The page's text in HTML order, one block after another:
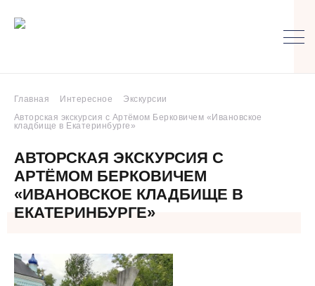
Главная Интересное
Экскурсии
Авторская экскурсия с Артёмом Берковичем «Ивановское
кладбище в Екатеринбурге»
АВТОРСКАЯ ЭКСКУРСИЯ С
АРТЁМОМ БЕРКОВИЧЕМ
«ИВАНОВСКОЕ КЛАДБИЩЕ В
ЕКАТЕРИНБУРГЕ»